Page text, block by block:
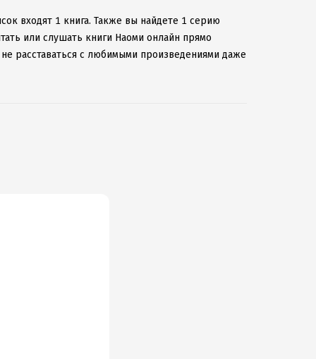
входят 1 книга. Также вы найдете 1 серию
или слушать книги Наоми онлайн прямо
расставаться с любимыми произведениями даже